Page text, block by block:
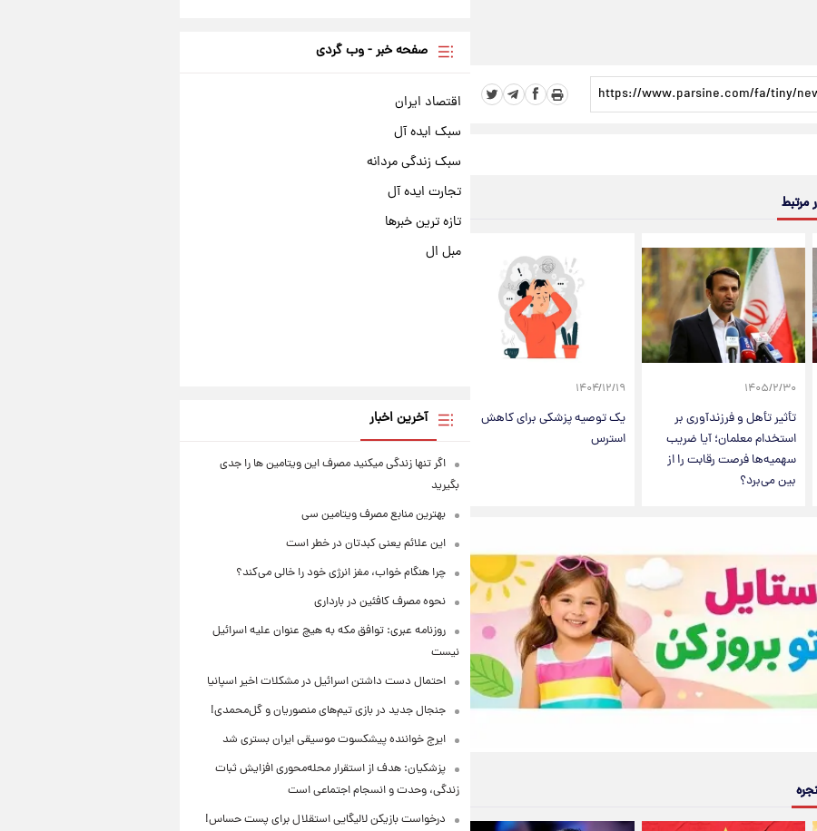
مرتبط
۱۴۰۵/۲/۳۰
تأثیر تأهل و فرزندآوری بر
استخدام معلمان؛ آیا ضریب
سهمیه‌ها فرصت رقابت را از
بین می‌برد؟
۱۴۰۴/۱۲/۱۹
یک توصیه پزشکی برای کاهش
استرس
صفحه خبر - وب گردی
اقتصاد ایران
سبک ایده آل
سبک زندگی مردانه
تجارت ایده آل
تازه ترین خبرها
مبل ال
آخرین اخبار
اگر تنها زندگی میکنید مصرف این ویتامین ها را جدی
بگیرید
بهترین منابع مصرف ویتامین سی
این علائم یعنی کبدتان در خطر است
چرا هنگام خواب، مغز انرژی خود را خالی می‌کند؟
نحوه مصرف کافئین در بارداری
روزنامه عبری: توافق مکه به هیچ عنوان علیه اسرائیل
نیست
احتمال دست داشتن اسرائیل در مشکلات اخیر اسپانیا
جنجال جدید در بازی تیم‌های منصوریان و گل‌محمدی!
ایرج خواننده پیشکسوت موسیقی ایران بستری شد
پزشکیان: هدف از استقرار محله‌محوری افزایش ثبات
زندگی، وحدت و انسجام اجتماعی است
درخواست بازیکن لالیگایی استقلال برای پست حساس!